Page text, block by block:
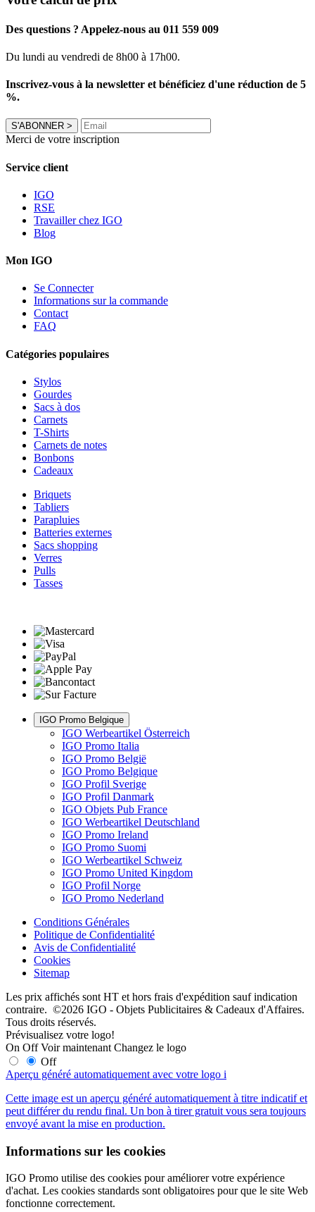
Des questions ? Appelez-nous au 011 559 009
Du lundi au vendredi de 8h00 à 17h00.
Inscrivez-vous à la newsletter et bénéficiez d'une réduction de 5
%.
S'ABONNER >
Merci de votre inscription
Service client
IGO
RSE
Travailler chez IGO
Blog
Mon IGO
Se Connecter
Informations sur la commande
Contact
FAQ
Catégories populaires
Stylos
Gourdes
Sacs à dos
Carnets
T-Shirts
Carnets de notes
Bonbons
Cadeaux
Briquets
Tabliers
Parapluies
Batteries externes
Sacs shopping
Verres
Pulls
Tasses
IGO Promo Belgique
IGO Werbeartikel Österreich
IGO Promo Italia
IGO Promo België
IGO Promo Belgique
IGO Profil Sverige
IGO Profil Danmark
IGO Objets Pub France
IGO Werbeartikel Deutschland
IGO Promo Ireland
IGO Promo Suomi
IGO Werbeartikel Schweiz
IGO Promo United Kingdom
IGO Profil Norge
IGO Promo Nederland
Conditions Générales
Politique de Confidentialité
Avis de Confidentialité
Cookies
Sitemap
Les prix affichés sont HT et hors frais d'expédition sauf indication
contraire. ©2026 IGO - Objets Publicitaires & Cadeaux d'Affaires.
Tous droits réservés.
Prévisualisez votre logo!
On Off Voir maintenant Changez le logo
Off
Aperçu généré automatiquement avec votre logo i
Cette image est un aperçu généré automatiquement à titre indicatif et
peut différer du rendu final. Un bon à tirer gratuit vous sera toujours
envoyé avant la mise en production.
Informations sur les cookies
IGO Promo utilise des cookies pour améliorer votre expérience
d'achat. Les cookies standards sont obligatoires pour que le site Web
fonctionne correctement.